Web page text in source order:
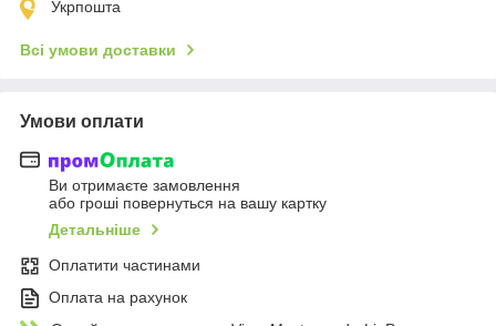
Укрпошта
Всі умови доставки
Умови оплати
Ви отримаєте замовлення
або гроші повернуться на вашу картку
Детальніше
Оплатити частинами
Оплата на рахунок